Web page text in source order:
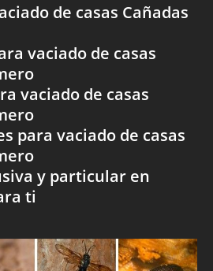
de casas Cañadas
vaciado de casas
vaciado de casas
para vaciado de casas
y particular en
ti